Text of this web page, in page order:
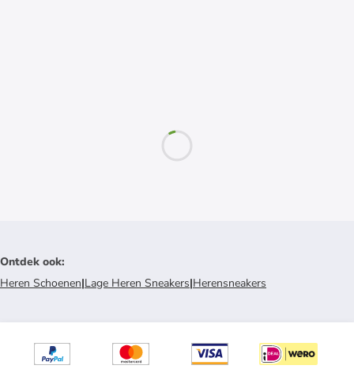
Ontdek ook:
Heren Schoenen|Lage Heren Sneakers|Herensneakers